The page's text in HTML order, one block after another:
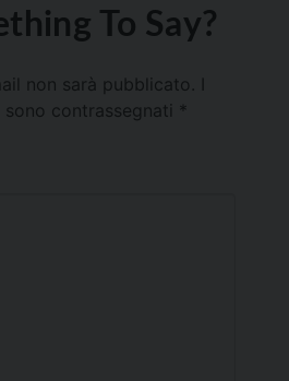
To Say?
non sarà pubblicato.
contrassegnati *